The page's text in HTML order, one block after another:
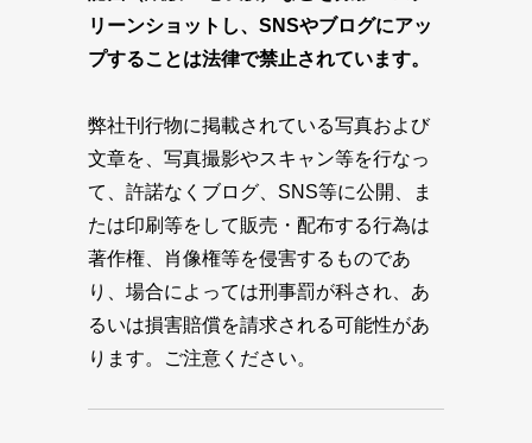
リーンショットし、SNSやブログにアッ
プすることは法律で禁止されています。
弊社刊行物に掲載されている写真および
文章を、写真撮影やスキャン等を行なっ
て、許諾なくブログ、SNS等に公開、ま
たは印刷等をして販売・配布する行為は
著作権、肖像権等を侵害するものであ
り、場合によっては刑事罰が科され、あ
るいは損害賠償を請求される可能性があ
ります。ご注意ください。